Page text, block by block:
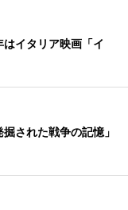
イタリア映画「イ
された戦争の記憶」